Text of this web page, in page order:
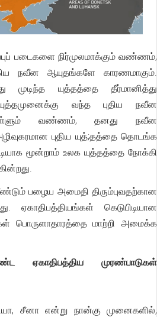
படைகளை நிர்முலமாக்கும் வண்ணம்,
நவீன ஆயுதங்களே காரணமாகும்.
முடிந்த யுத்தத்தை தீர்மானித்து
யுத்தமுனைக்கு வந்த புதிய நவீன
வண்ணம், தனது நவீன
புதிய யுத்;தத்தை தொடங்க
மூன்றாம் உலக யுத்தத்தை நோக்கி
பழைய அமைதி திரும்புவதற்கான
ஏகாதிபத்தியங்கள் கெடுபிடியான
பொருளாதாரத்தை மாற்றி அமைக்க
முரண்பாடுகள்
சீனா என்று நான்கு முனைகளில்,